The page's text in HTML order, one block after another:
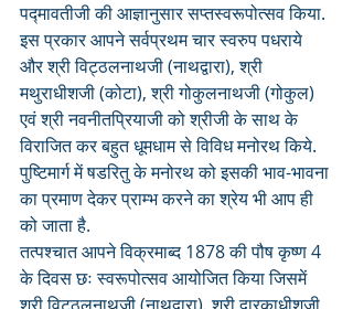
पद्मावतीजी की आज्ञानुसार सप्तस्वरूपोत्सव किया.
इस प्रकार आपने सर्वप्रथम चार स्वरुप पधराये
और श्री विट्ठलनाथजी (नाथद्वारा), श्री
मथुराधीशजी (कोटा), श्री गोकुलनाथजी (गोकुल)
एवं श्री नवनीतप्रियाजी को श्रीजी के साथ के
विराजित कर बहुत धूमधाम से विविध मनोरथ किये.
पुष्टिमार्ग में षडरितु के मनोरथ को इसकी भाव-भावना
का प्रमाण देकर प्राम्भ करने का श्रेय भी आप ही
को जाता है.
तत्पश्चात आपने विक्रमाब्द 1878 की पौष कृष्ण 4
के दिवस छः स्वरूपोत्सव आयोजित किया जिसमें